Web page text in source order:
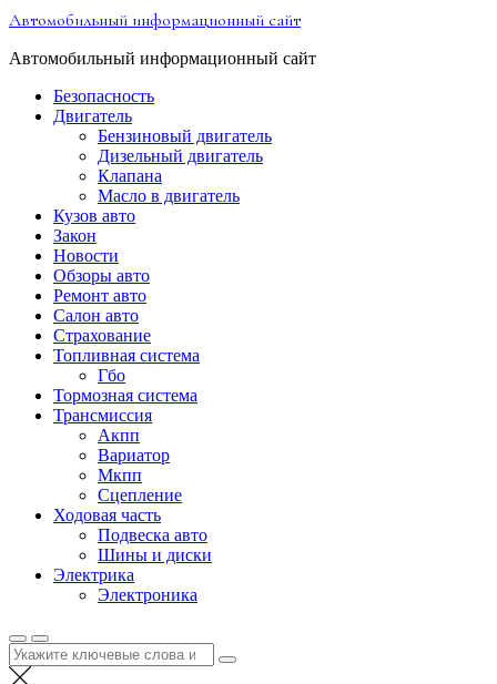
Перейти
содержимому
Автомобильный информационный сайт
Автомобильный информационный сайт
Безопасность
Двигатель
Бензиновый двигатель
Дизельный двигатель
Клапана
Масло в двигатель
Кузов авто
Закон
Новости
Обзоры авто
Ремонт авто
Салон авто
Страхование
Топливная система
Гбо
Тормозная система
Трансмиссия
Акпп
Вариатор
Мкпп
Сцепление
Ходовая часть
Подвеска авто
Шины и диски
Электрика
Электроника
Найти: